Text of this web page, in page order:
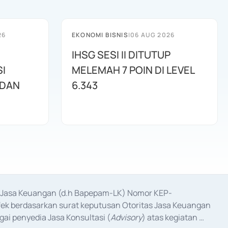
EKONOMI BISNIS|06 AUG 2026
IHSG SESI II DITUTUP
MELEMAH 7 POIN DI LEVEL
6.343
Keuangan (d.h Bapepam-LK) Nomor KEP-
berdasarkan surat keputusan Otoritas Jasa Keuangan
penyedia Jasa Konsultasi (Advisory) atas kegiatan